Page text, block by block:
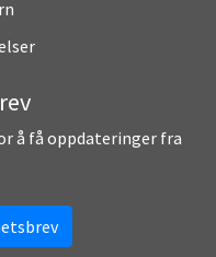
å få oppdateringer fra